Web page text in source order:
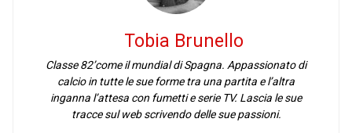
Tobia Brunello
Classe 82’come il mundial di Spagna. Appassionato di
calcio in tutte le sue forme tra una partita e l’altra
inganna l’attesa con fumetti e serie TV. Lascia le sue
tracce sul web scrivendo delle sue passioni.